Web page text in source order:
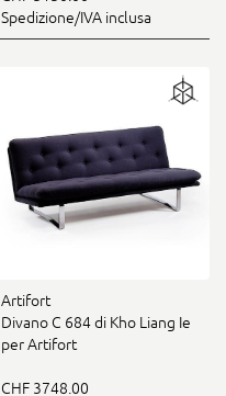
Spedizione/IVA inclusa
Artifort
Divano C 684 di Kho Liang Ie
per Artifort
CHF 3748.00